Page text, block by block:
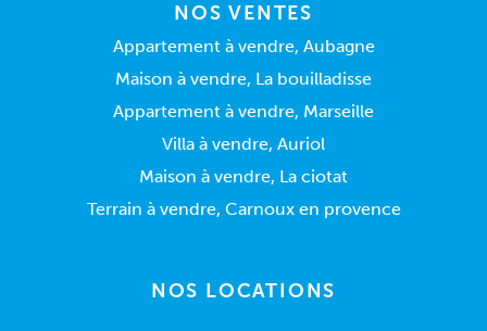
NOS VENTES
Appartement à vendre, Aubagne
Maison à vendre, La bouilladisse
Appartement à vendre, Marseille
Villa à vendre, Auriol
Maison à vendre, La ciotat
Terrain à vendre, Carnoux en provence
NOS LOCATIONS